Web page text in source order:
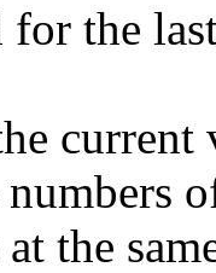
for the
the